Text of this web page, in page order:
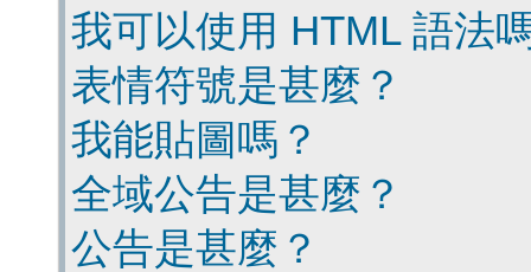
我可以使用 HTML 語法
表情符號是甚麼？
我能貼圖嗎？
全域公告是甚麼？
公告是甚麼？